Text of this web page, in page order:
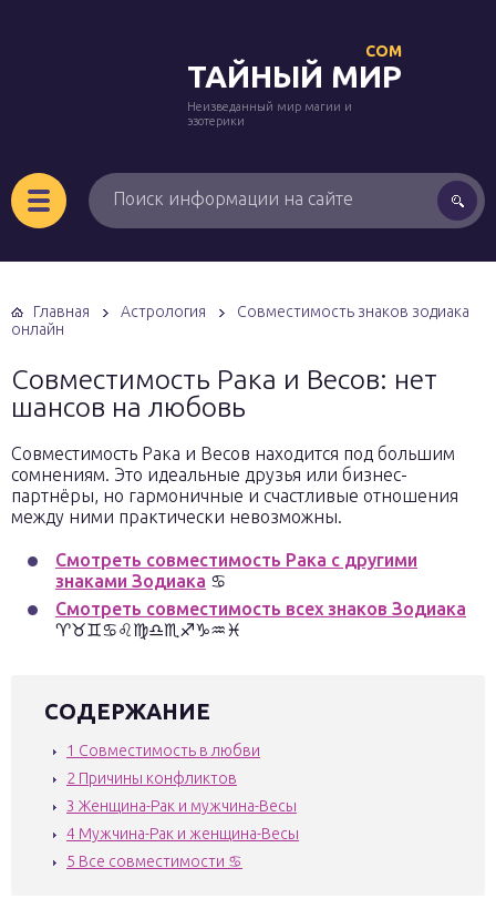
ТАЙНЫЙ МИР
COM
Неизведанный мир магии и
эзотерики
Главная Астрология
Совместимость знаков зодиака
онлайн
Совместимость Рака и Весов: нет
шансов на любовь
Совместимость Рака и Весов находится под большим
сомнениям. Это идеальные друзья или бизнес-
партнёры, но гармоничные и счастливые отношения
между ними практически невозможны.
Смотреть совместимость Рака с другими
знаками Зодиака ♋
Смотреть совместимость всех знаков Зодиака
♈♉♊♋♌♍♎♏♐♑♒♓
СОДЕРЖАНИЕ
1 Совместимость в любви
2 Причины конфликтов
3 Женщина-Рак и мужчина-Весы
4 Мужчина-Рак и женщина-Весы
5 Все совместимости ♋